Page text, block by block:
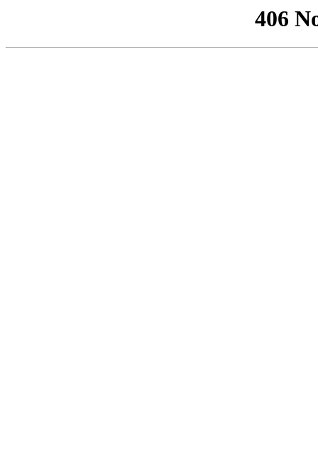
406